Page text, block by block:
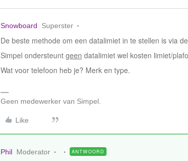
Snowboard Superster
De beste methode om een datalimiet in te stellen is via
Simpel ondersteunt geen datalimiet wel kosten limiet/
Wat voor telefoon heb je? Merk en type.
Geen medewerker van Simpel.
Like
Phil Moderator ANTWOORD